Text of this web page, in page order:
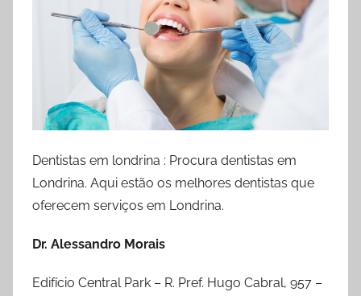
Dentistas em londrina : Procura dentistas em
Londrina. Aqui estão os melhores dentistas que
oferecem serviços em Londrina.
Dr. Alessandro Morais
Edifício Central Park – R. Pref. Hugo Cabral, 957 –